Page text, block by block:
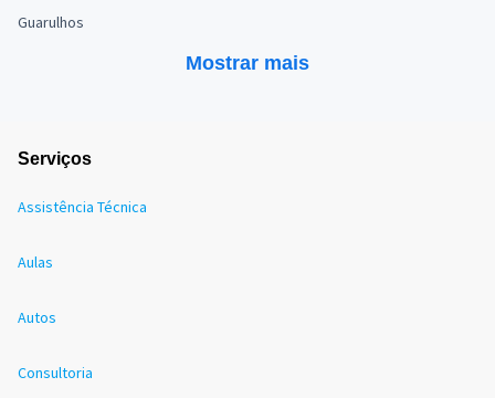
Guarulhos
Mostrar mais
Serviços
Assistência Técnica
Aulas
Autos
Consultoria